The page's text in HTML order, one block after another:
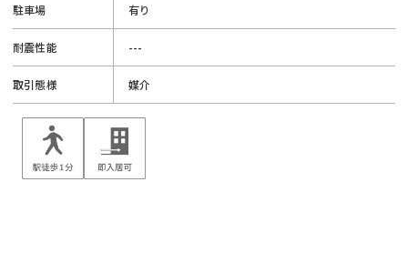
駐車場 有り
耐震性能 ---
取引態様 媒介